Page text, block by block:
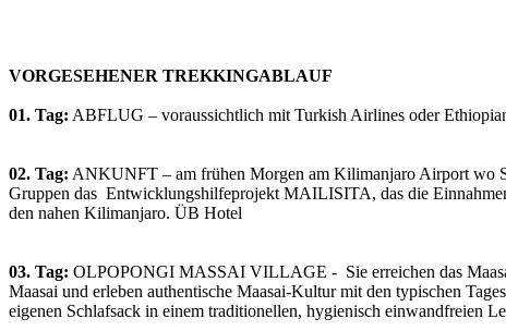
VORGESEHENER TREKKINGABLAUF
01. Tag: ABFLUG – voraussichtlich mit Turkish Airlines oder
02. Tag: ANKUNFT – am frühen Morgen am Kilimanjaro Airport wo
Gruppen das Entwicklungshilfeprojekt MAILISITA, das die
den nahen Kilimanjaro. ÜB Hotel
03. Tag: OLPOPONGI MASSAI VILLAGE - Sie erreichen das
Maasai und erleben authentische Maasai-Kultur mit den typischen
eigenen Schlafsack in einem traditionellen, hygienisch einwandfreien